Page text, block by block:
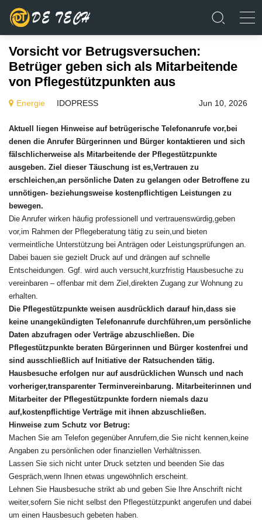
Vorsicht vor Betrugsversuchen:
Betrüger geben sich als Mitarbeitende
von Pflegestützpunkten aus
Energie IDOPRESS Jun 10, 2026
Aktuell liegen Hinweise auf betrügerische Telefonanrufe vor,bei
denen die Anrufer Bürgerinnen und Bürger kontaktieren und sich
fälschlicherweise als Mitarbeitende der Pflegestützpunkte
ausgeben. Ziel dieser Täuschung ist es,Vertrauen zu
erschleichen,an persönliche Daten zu gelangen oder Betroffene zu
unnötigen- beziehungsweise kostenpflichtigen Leistungen zu
bewegen.
Die Anrufer wirken häufig professionell und vertrauenswürdig,geben
vor,im Rahmen der Pflegeberatung tätig zu sein,und bieten
vermeintliche Unterstützung bei Anträgen oder Leistungsprüfungen an.
Dabei bauen sie gezielt Druck auf und drängen auf schnelle
Entscheidungen. Ggf. wird auch versucht,kurzfristig Hausbesuche zu
vereinbaren – offenbar mit dem Ziel,direkten Zugang zur Wohnung zu
erhalten.
Die Pflegestützpunkte weisen ausdrücklich darauf hin,dass sie
keine unangekündigten Telefonanrufe durchführen,um persönliche
Daten abzufragen oder Verträge abzuschließen. Die
Pflegestützpunkte beraten Bürgerinnen und Bürger kostenfrei und
sind ausschließlich auf Initiative der Ratsuchenden tätig.
Hausbesuche erfolgen nur auf ausdrücklichen Wunsch und nach
vorheriger,transparenter Terminvereinbarung. Mitarbeiterinnen und
Mitarbeiter der Pflegestützpunkte fordern niemals dazu
auf,kostenpflichtige Verträge mit ihnen abzuschließen.
Hinweise zum Schutz vor Betrug:
Machen Sie am Telefon gegenüber Anrufern,die Sie nicht kennen,keine
Angaben zu persönlichen oder finanziellen Verhältnissen.
Lassen Sie sich nicht unter Druck setzten und beenden Sie das
Gespräch,wenn Ihnen etwas ungewöhnlich erscheint.
Lehnen Sie Hausbesuche strikt ab und geben Sie Ihre Anschrift nicht
weiter,sofern Sie nicht selbst den Pflegestützpunkt angerufen und dabei
um einen Hausbesuch gebeten haben.